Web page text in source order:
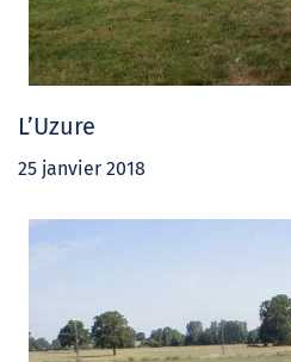
L’Uzure
25 janvier 2018